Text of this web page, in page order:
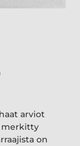
arviot
merkitty
on